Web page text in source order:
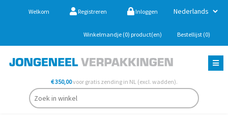
Welkom Registreren Inloggen
Winkelmandje (0) product(en) Bestellijst (0)
€ 350,00voor gratis zending in NL (excl. wadden).